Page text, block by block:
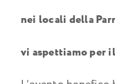
nei locali della
vi aspettiamo per